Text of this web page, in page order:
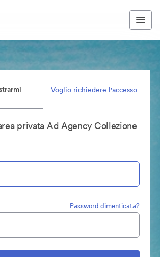
Voglio richiedere l'accesso
privata Ad Agency Collezione
Password dimenticata?